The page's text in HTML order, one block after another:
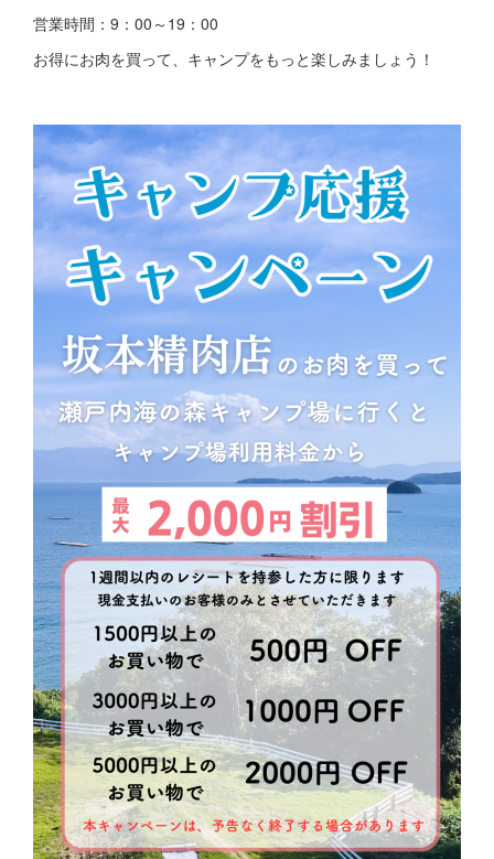
営業時間：9：00～19：00
お得にお肉を買って、キャンプをもっと楽しみましょう！